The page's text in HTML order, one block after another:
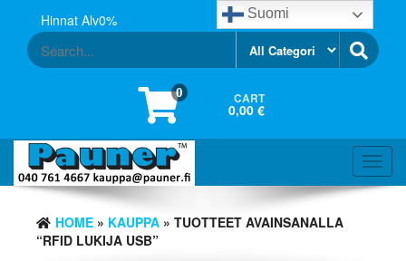
content
Hinnat Alv0%
0 CART
0,00 €
HOME » KAUPPA » TUOTTEET AVAINSANALLA
“RFID LUKIJA USB”
Suomi